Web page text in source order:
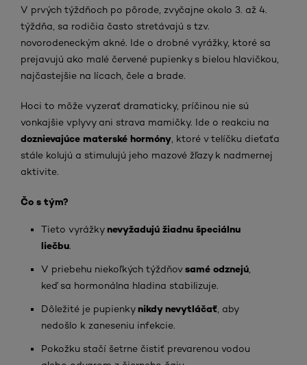
V prvých týždňoch po pôrode, zvyčajne okolo 3. až 4.
týždňa, sa rodičia často stretávajú s tzv.
novorodeneckým akné. Ide o drobné vyrážky, ktoré sa
prejavujú ako malé červené pupienky s bielou hlavičkou,
najčastejšie na lícach, čele a brade.
Hoci to môže vyzerať dramaticky, príčinou nie sú
vonkajšie vplyvy ani strava mamičky. Ide o reakciu na
doznievajúce materské hormóny , ktoré v telíčku dieťaťa
stále kolujú a stimulujú jeho mazové žľazy k nadmernej
aktivite.
Čo s tým?
Tieto vyrážkynevyžadujú žiadnu špeciálnu
liečbu.
V priebehu niekoľkých týždňovsamé odznejú
keď sa hormonálna hladina stabilizuje.
Dôležité je pupienkynikdy nevytláčať , aby
nedošlo k zaneseniu infekcie.
Pokožku stačí šetrne čistiť prevarenou vodou